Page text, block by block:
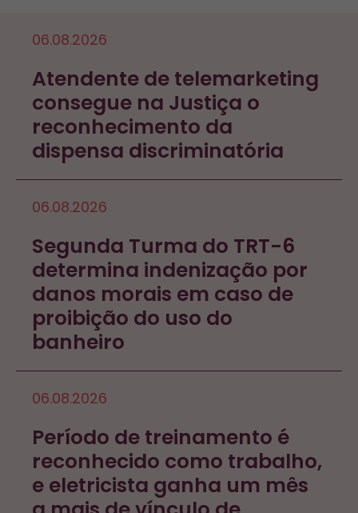
06.08.2026
Atendente de telemarketing
consegue na Justiça o
reconhecimento da
dispensa discriminatória
06.08.2026
Segunda Turma do TRT-6
determina indenização por
danos morais em caso de
proibição do uso do
banheiro
06.08.2026
Período de treinamento é
reconhecido como trabalho,
e eletricista ganha um mês